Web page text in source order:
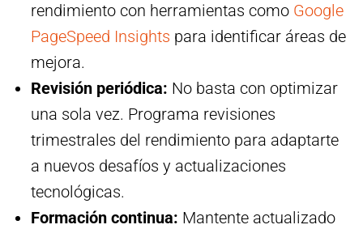
rendimiento con herramientas como Google
PageSpeed Insights para identificar áreas de
mejora.
Revisión periódica: No basta con optimizar
una sola vez. Programa revisiones
trimestrales del rendimiento para adaptarte
a nuevos desafíos y actualizaciones
tecnológicas.
Formación continua: Mantente actualizado